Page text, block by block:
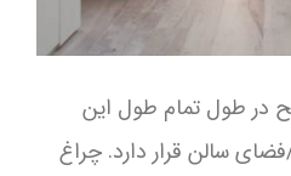
طول تمام طول این
سالن قرار دارد. چراغ